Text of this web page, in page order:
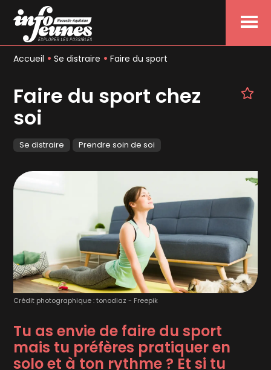
Menu
Accueil Se distraire Faire du sport
Faire du sport chez
soi
Se distraire Prendre soin de soi
Crédit photographique : tonodiaz - Freepik
Tu as envie de faire du sport
mais tu préfères pratiquer en
solo et à ton rythme ? Et si tu